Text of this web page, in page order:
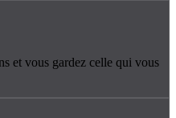
et vous gardez celle qui vous